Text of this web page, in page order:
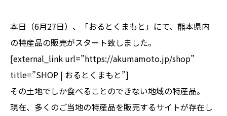
本日（6月27日）、「おるとくまもと」にて、熊本県内
の特産品の販売がスタート致しました。
[external_link url=”https://akumamoto.jp/shop”
title=”SHOP | おるとくまもと”]
その土地でしか食べることのできない地域の特産品。
現在、多くのご当地の特産品を販売するサイトが存在し